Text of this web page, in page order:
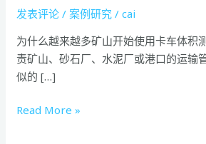
发表评论 /案例研究 /cai
为什么越来越多矿山开始使用卡车体积
责矿山、砂石厂、水泥厂或港口的运输
似的 […]
要
卡
车
体
Read More »